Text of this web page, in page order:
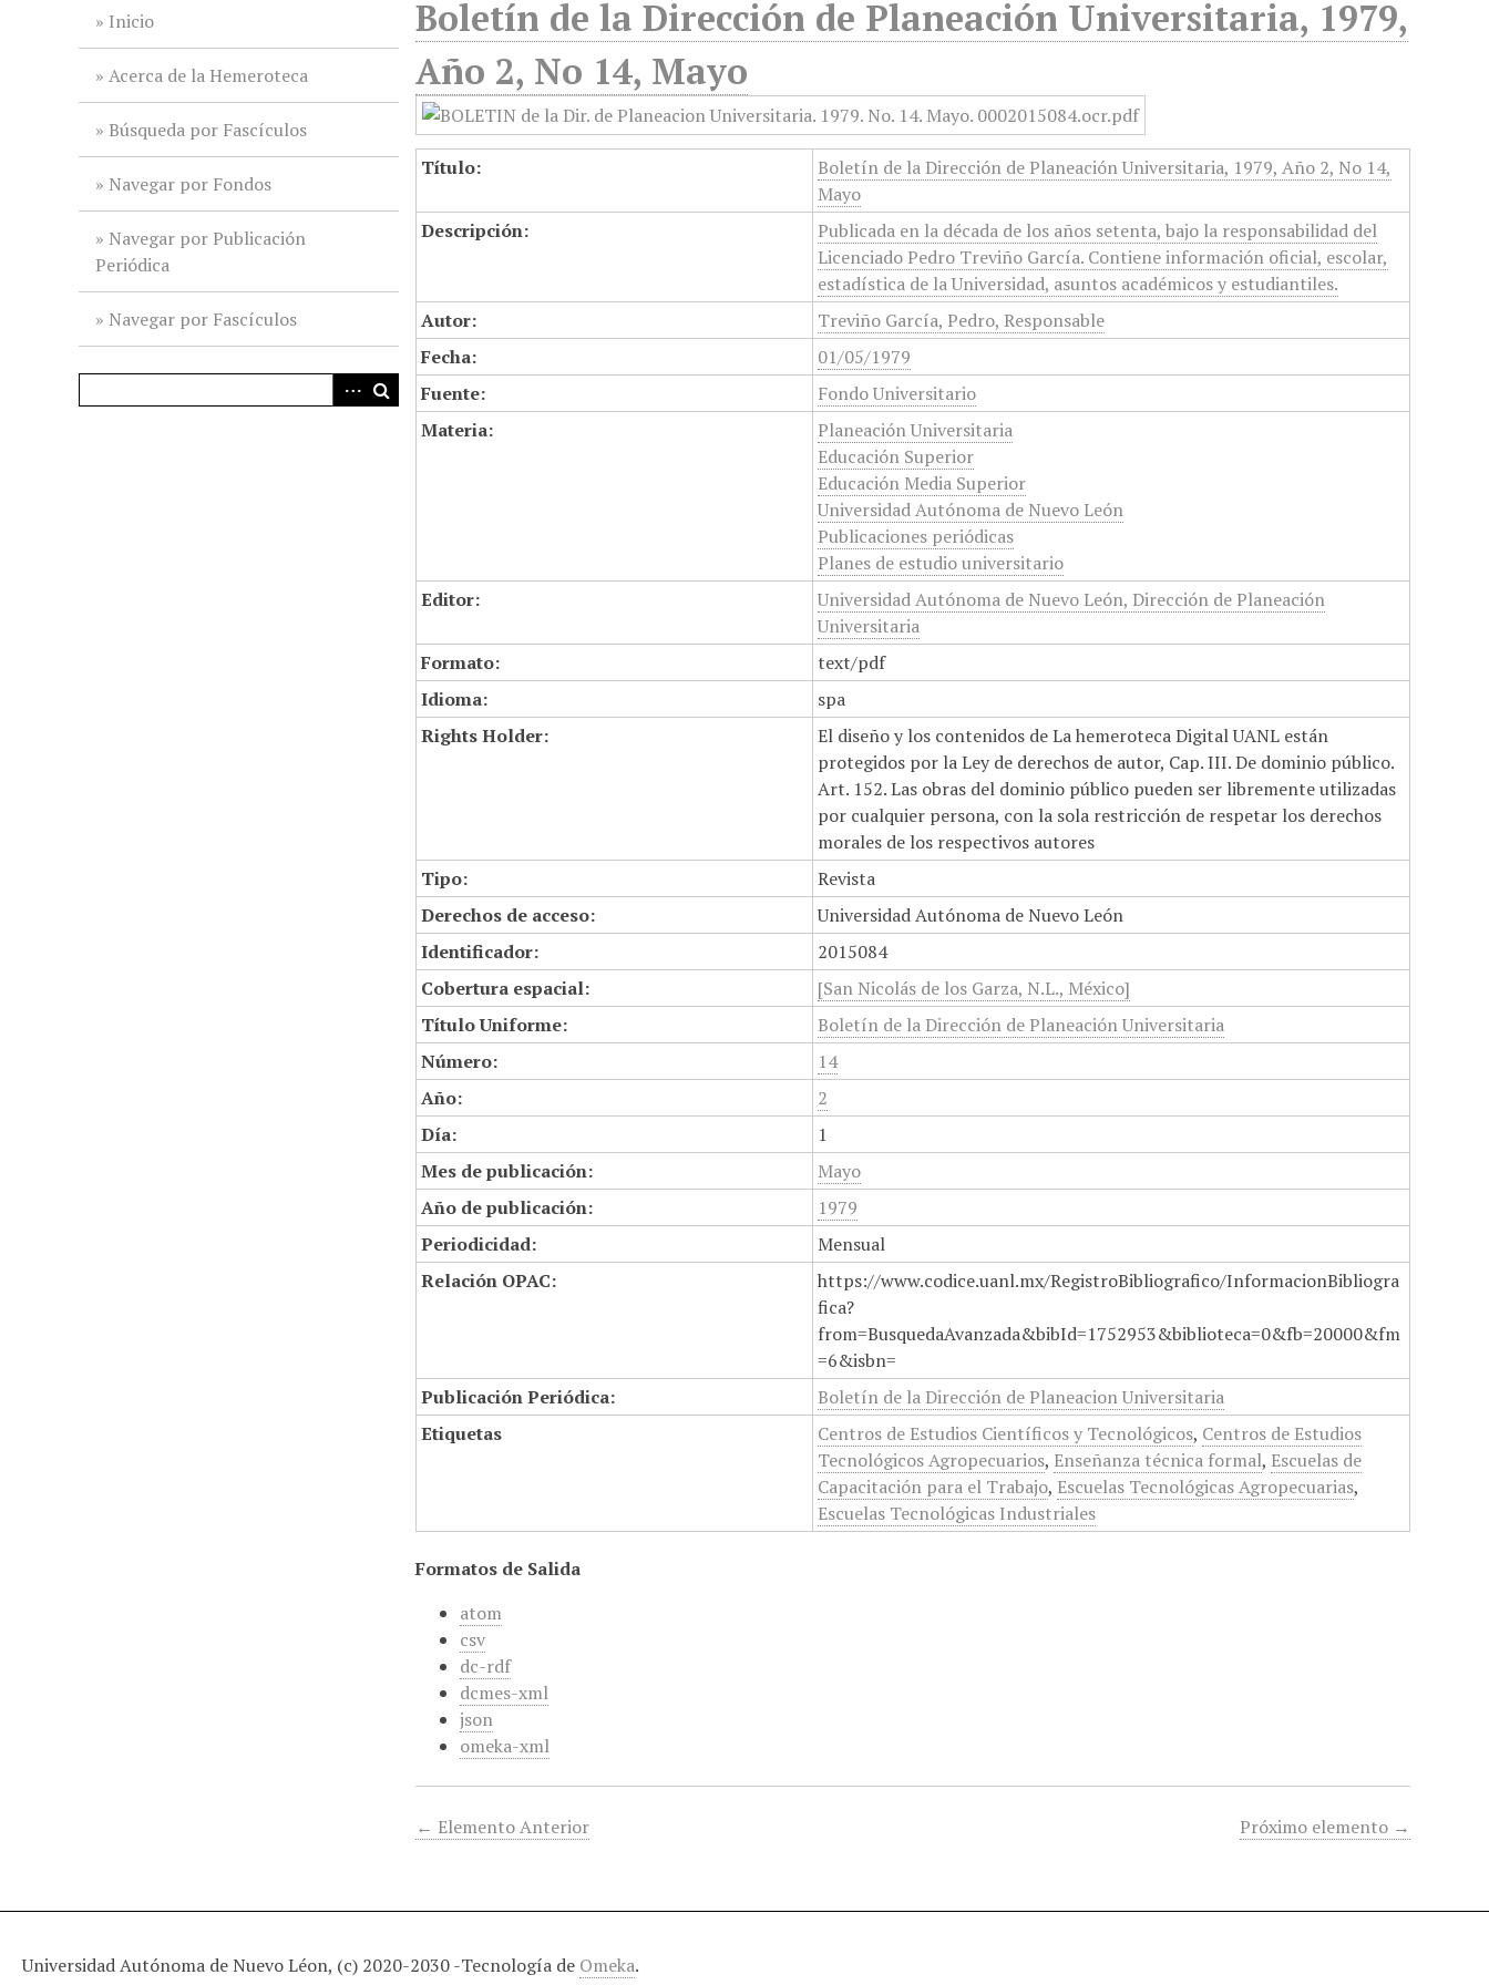
Inicio
Acerca de la Hemeroteca
Búsqueda por Fascículos
Navegar por Fondos
Navegar por Publicación
Periódica
Navegar por Fascículos
Boletín de la Dirección de Planeación Universitaria, 1979,
Año 2, No 14, Mayo
Título:
Boletín de la Dirección de Planeación Universitaria, 1979, Año 2, No 14,
Mayo
Descripción:
Publicada en la década de los años setenta, bajo la responsabilidad del
Licenciado Pedro Treviño García. Contiene información oficial, escolar,
estadística de la Universidad, asuntos académicos y estudiantiles.
Autor:
Treviño García, Pedro, Responsable
Fecha:
01/05/1979
Fuente:
Fondo Universitario
Materia:
Planeación Universitaria
Educación Superior
Educación Media Superior
Universidad Autónoma de Nuevo León
Publicaciones periódicas
Planes de estudio universitario
Editor:
Universidad Autónoma de Nuevo León, Dirección de Planeación
Universitaria
Formato:
text/pdf
Idioma:
spa
Rights Holder:
El diseño y los contenidos de La hemeroteca Digital UANL están
protegidos por la Ley de derechos de autor, Cap. III. De dominio público.
Art. 152. Las obras del dominio público pueden ser libremente utilizadas
por cualquier persona, con la sola restricción de respetar los derechos
morales de los respectivos autores
Tipo:
Revista
Derechos de acceso:
Universidad Autónoma de Nuevo León
Identificador:
2015084
Cobertura espacial:
[San Nicolás de los Garza, N.L., México]
Título Uniforme:
Boletín de la Dirección de Planeación Universitaria
Número:
14
Año:
2
Día:
1
Mes de publicación:
Mayo
Año de publicación:
1979
Periodicidad:
Mensual
Relación OPAC:
https://www.codice.uanl.mx/RegistroBibliografico/InformacionBibliogra
fica?
from=BusquedaAvanzada&bibId=1752953&biblioteca=0&fb=20000&fm
=6&isbn=
Publicación Periódica:
Boletín de la Dirección de Planeacion Universitaria
Etiquetas
Centros de Estudios Científicos y Tecnológicos, Centros de Estudios
Tecnológicos Agropecuarios, Enseñanza técnica formal, Escuelas de
Capacitación para el Trabajo, Escuelas Tecnológicas Agropecuarias,
Escuelas Tecnológicas Industriales
Formatos de Salida
atom
csv
dc-rdf
dcmes-xml
json
omeka-xml
← Elemento Anterior Próximo elemento →
Universidad Autónoma de Nuevo Léon, (c) 2020-2030 -Tecnología de Omeka.